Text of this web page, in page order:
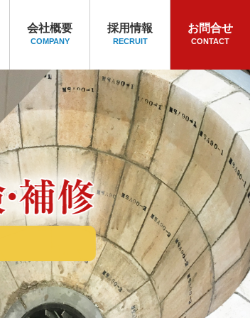
会社概要
COMPANY
採用情報
RECRUIT
お問合せ
CONTACT